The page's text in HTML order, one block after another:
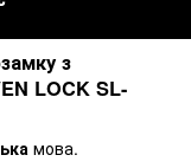
з
LOCK SL-
мова.